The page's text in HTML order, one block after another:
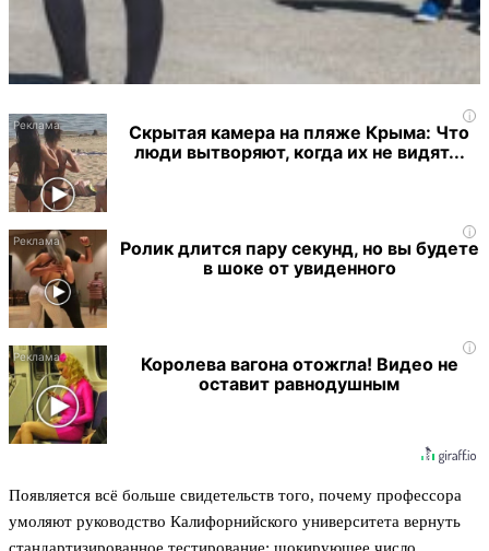
i
Скрытая камера на пляже Крыма: Что
люди вытворяют, когда их не видят...
i
Ролик длится пару секунд, но вы будете
в шоке от увиденного
i
Королева вагона отожгла! Видео не
оставит равнодушным
Появляется всё больше свидетельств того, почему профессора
умоляют руководство Калифорнийского университета вернуть